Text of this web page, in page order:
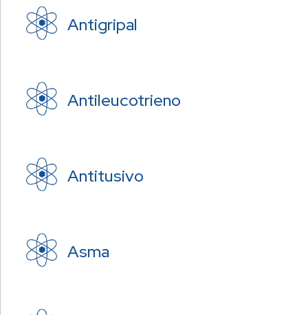
Antigripal
Antileucotrieno
Antitusivo
Asma